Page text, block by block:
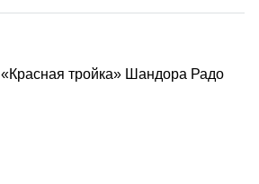
«Красная тройка» Шандора Радо